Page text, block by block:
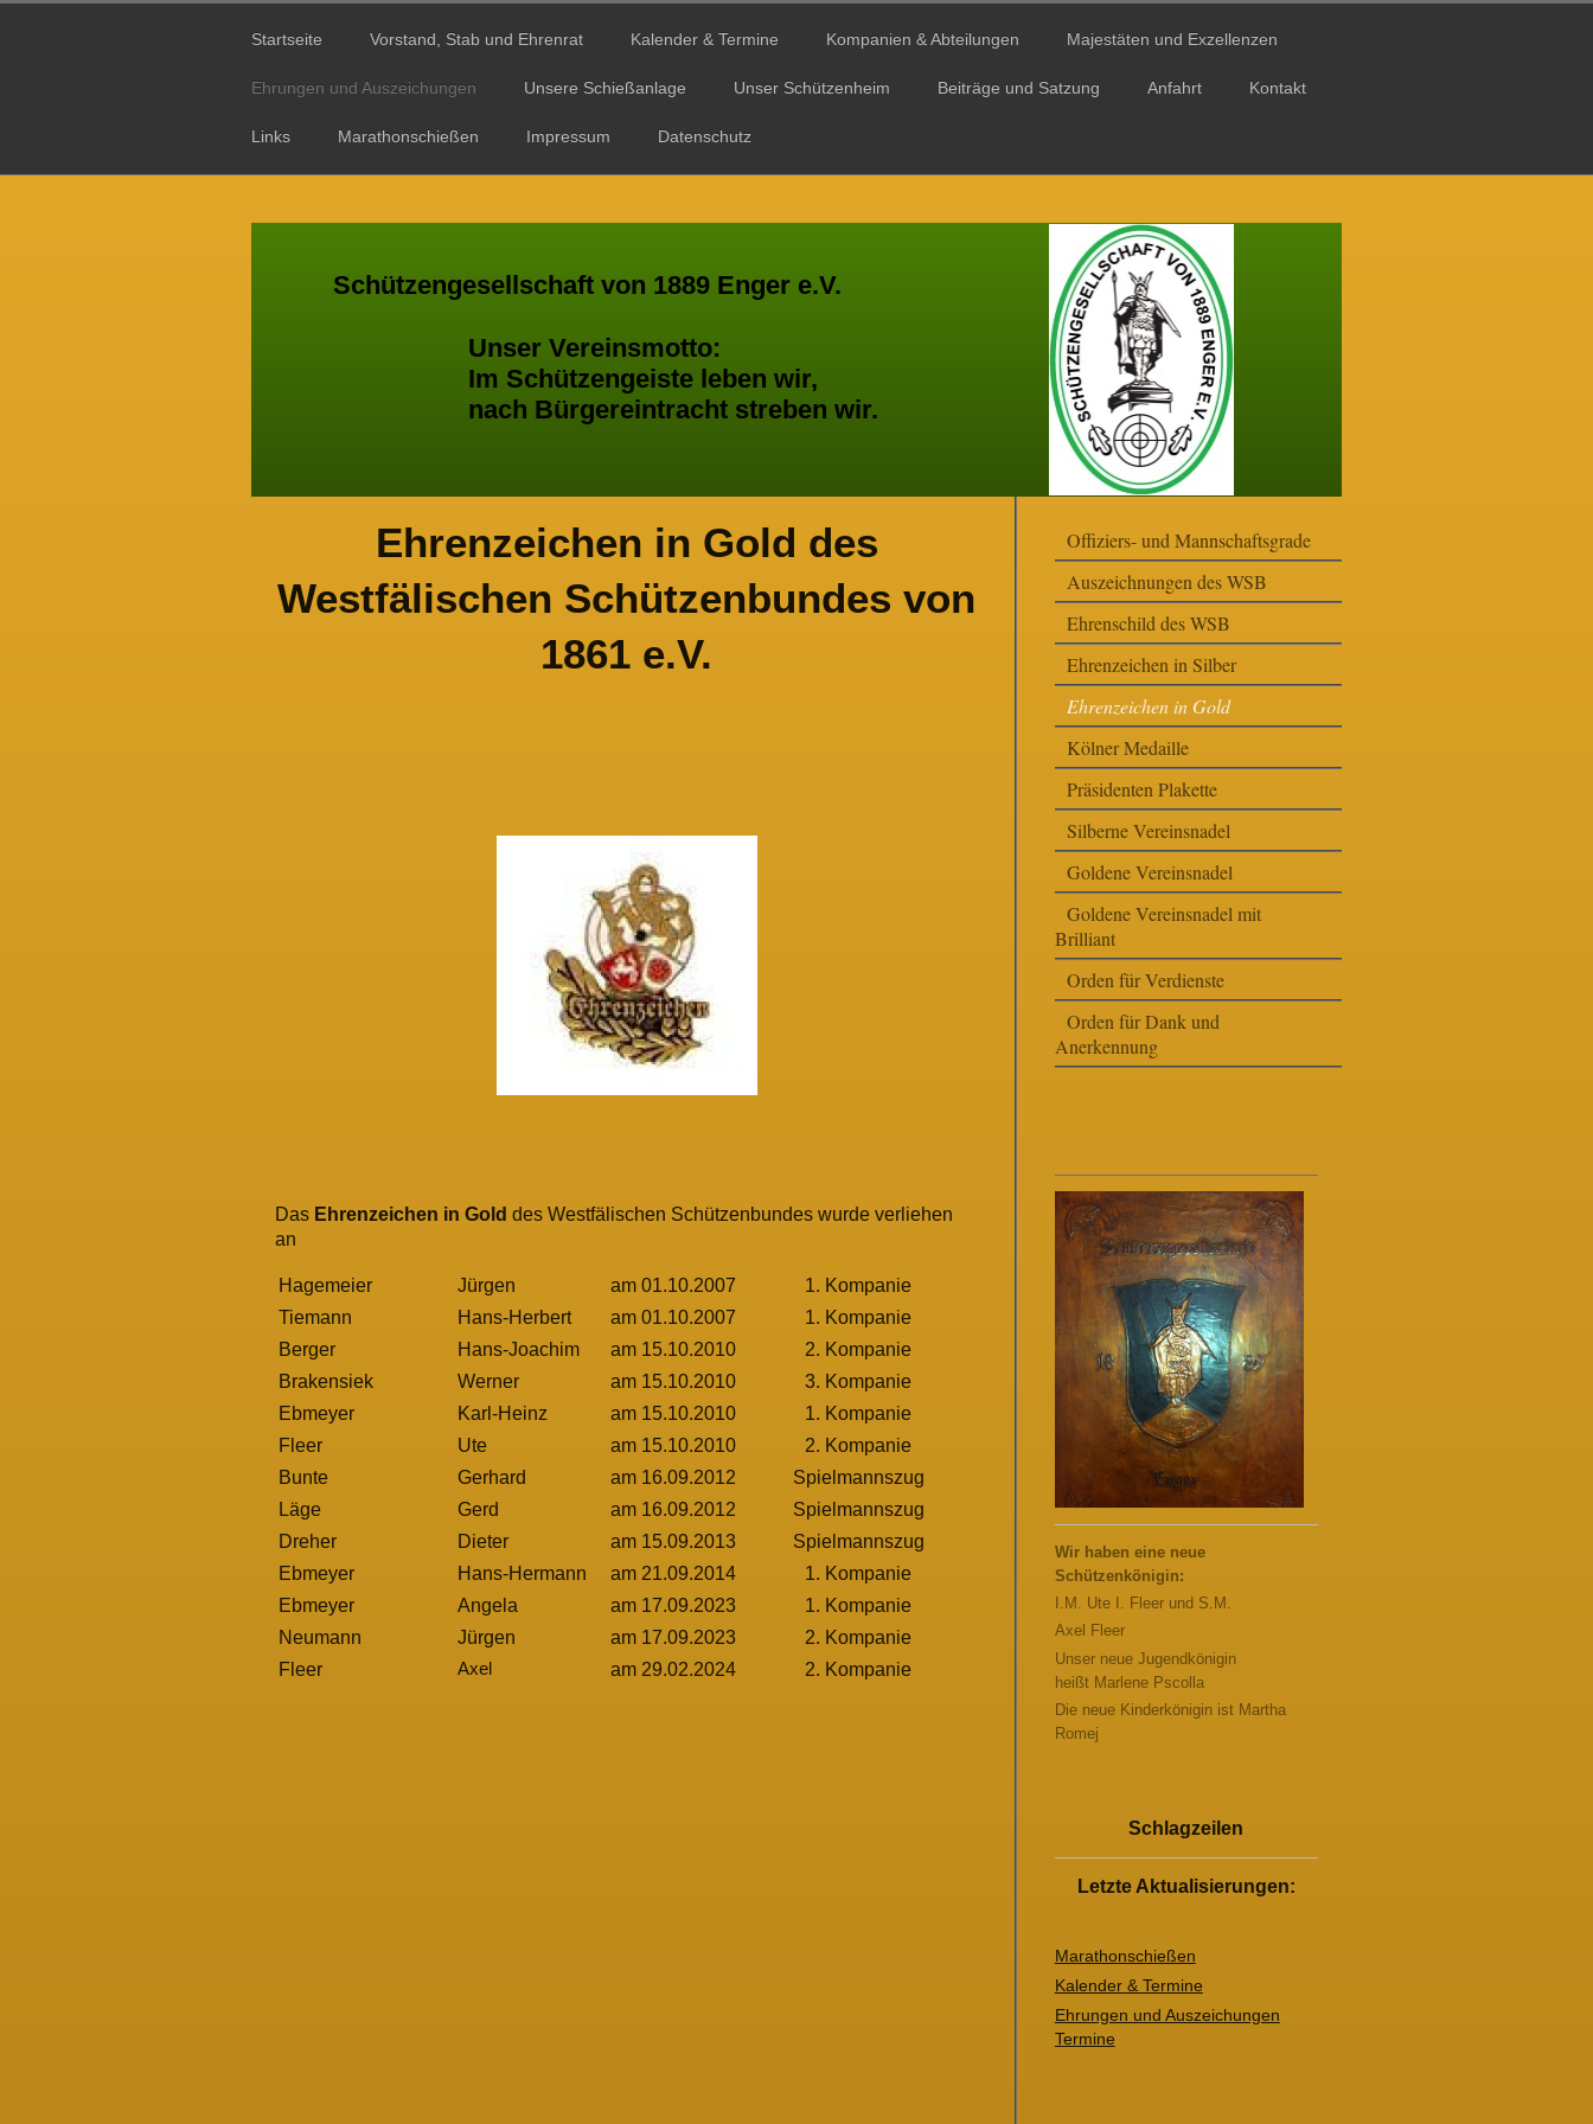
Startseite Vorstand, Stab und Ehrenrat Kalender & Termine Kompanien & Abteilungen Majestäten und Exzellenzen
Ehrungen und Auszeichungen Unsere Schießanlage Unser Schützenheim Beiträge und Satzung Anfahrt Kontakt
Links Marathonschießen Impressum Datenschutz
Schützengesellschaft von 1889 Enger e.V.
Unser Vereinsmotto:
Im Schützengeiste leben wir,
nach Bürgereintracht streben wir.
Ehrenzeichen in Gold des
Westfälischen Schützenbundes von
1861 e.V.
Das Ehrenzeichen in Gold des Westfälischen Schützenbundes wurde verliehen
an
Hagemeier Jürgen am 01.10.2007
1. Kompanie
Tiemann
Hans-Herbert am 01.10.2007
1. Kompanie
Berger
Hans-Joachim am 15.10.2010
2. Kompanie
Brakensiek
Werner am 15.10.2010
3. Kompanie
Ebmeyer
Karl-Heinz am 15.10.2010
1. Kompanie
Fleer
Ute am 15.10.2010
2. Kompanie
Bunte
Gerhard am 16.09.2012
Spielmannszug
Läge
Gerd am 16.09.2012
Spielmannszug
Dreher
Dieter am 15.09.2013
Spielmannszug
Ebmeyer
Hans-Hermann am 21.09.2014
1. Kompanie
Ebmeyer
Angela am 17.09.2023
1. Kompanie
Neumann
Jürgen am 17.09.2023
2. Kompanie
Fleer
Axel am 29.02.2024 2. Kompanie
Offiziers- und Mannschaftsgrade
Auszeichnungen des WSB
Ehrenschild des WSB
Ehrenzeichen in Silber
Ehrenzeichen in Gold
Kölner Medaille
Präsidenten Plakette
Silberne Vereinsnadel
Goldene Vereinsnadel
Goldene Vereinsnadel mit
Brilliant
Orden für Verdienste
Orden für Dank und
Anerkennung
Wir haben eine neue
Schützenkönigin:
I.M. Ute I. Fleer und S.M.
Axel Fleer
Unser neue Jugendkönigin
heißt Marlene Pscolla
Die neue Kinderkönigin ist Martha
Romej
Schlagzeilen
Letzte Aktualisierungen:
Marathonschießen
Kalender & Termine
Ehrungen und Auszeichungen
Termine